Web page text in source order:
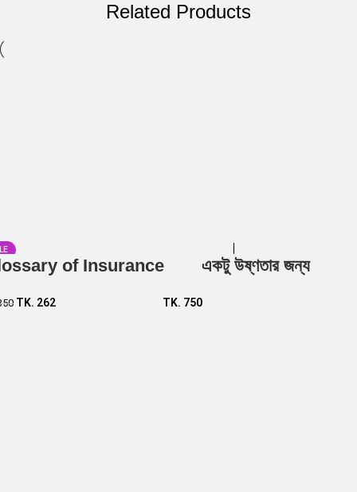
Related Products
of Insurance
TK. 262
Add to cart
একটু উষ্ণতার জন্য
TK. 750